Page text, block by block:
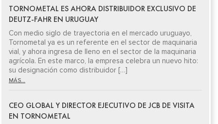
TORNOMETAL ES AHORA DISTRIBUIDOR EXCLUSIVO DE
DEUTZ-FAHR EN URUGUAY
Con medio siglo de trayectoria en el mercado uruguayo,
Tornometal ya es un referente en el sector de maquinaria
vial, y ahora ingresa de lleno en el sector de la maquinaria
agrícola. En este marco, la empresa celebra un nuevo hito:
su designación como distribuidor […]
MÁS...
CEO GLOBAL Y DIRECTOR EJECUTIVO DE JCB DE VISITA
EN TORNOMETAL